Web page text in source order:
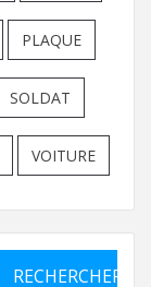
PLAQUE
SOLDAT
VOITURE